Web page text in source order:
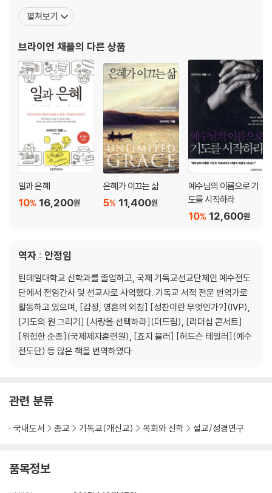
중심 성경 해석Ⅰ[거시적 방식]
설교 예문 09 그리스도 대속의 결과를 보여주는 그리스도
중심 성경 해석Ⅱ [미시적 방식]
“하나님이 내려오시게 하려면”
3부 복음 적용
설교 예문 10 복음의 서술 | 명령의 역동성Ⅰ
[서술적인 면이 강조된 설교]
“살기 위해 죽으라”
설교 예문 11 복음의 서술 | 명령의 역동성Ⅱ
“완고한 은혜”
설교 예문 12 그리스도와의 연합_ 동기와 능력
“살아있는 하나님의 말씀을 전하라”
가지 국내외 협력 사역을 주도하고 있으며, 수많은 집회와 세미나의
강사로 활동하고 있다. 그는 현재 ‘Unlimited Grace’라는 주제로 사
죄에서 벗어나 삶의 기쁨과 평안을 주는 ‘하나님의 은혜’에
펼쳐보기
브라이언 채플의 다른 상품
일과 은혜
16,200원
10%
은혜가 이끄는 삶
11,400원
5%
예수님의 이름으로 기
도를 시작하라
12,600원
10%
역자 : 안정임
틴데일대학교 신학과를 졸업하고, 국제 기독교선교단체인 예수전도
단에서 전임간사 및 선교사로 사역했다. 기독교 서적 전문 번역가로
활동하고 있으며, [감정, 영혼의 외침] [성찬이란 무엇인가?](IVP),
[기도의 원 그리기] [사랑을 선택하라](더드림), [리더십 콘서트]
[위험한 순종](국제제자훈련원), [죠지 뮬러] [허드슨 테일러](예수
전도단) 등 많은 책을 번역하였다
관련 분류
국내도서 종교 기독교(개신교) 목회와 신학 설교/성경연구
품목정보